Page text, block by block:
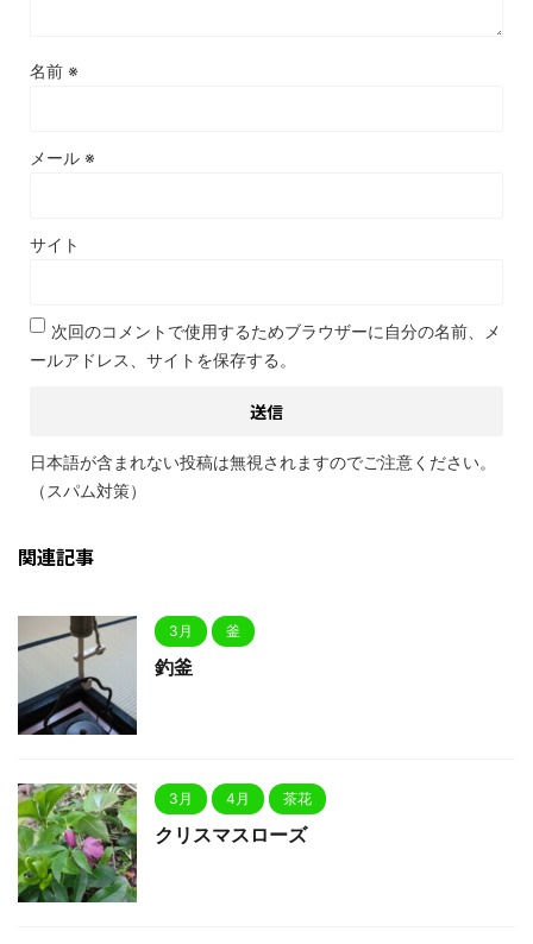
名前 ※
メール ※
サイト
次回のコメントで使用するためブラウザーに自分の名前、メ
ールアドレス、サイトを保存する。
日本語が含まれない投稿は無視されますのでご注意ください。
（スパム対策）
関連記事
3月 釜
釣釜
3月 4月 茶花
クリスマスローズ